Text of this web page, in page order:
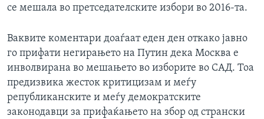
се мешала во претседателските избори во 2016-та.
Ваквите коментари доаѓаат еден ден откако јавно
го прифати негирањето на Путин дека Москва е
инволвирана во мешањето во изборите во САД. Тоа
предизвика жесток критицизам и меѓу
републиканските и меѓу демократските
законодавци за прифаќањето на збор од странски